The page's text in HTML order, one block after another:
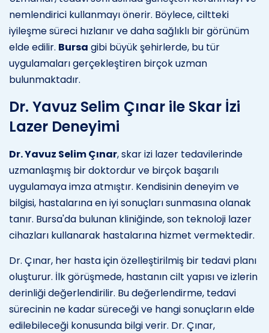
nemlendirici kullanmayı önerir. Böylece, ciltteki
iyileşme süreci hızlanır ve daha sağlıklı bir görünüm
elde edilir. Bursa gibi büyük şehirlerde, bu tür
uygulamaları gerçekleştiren birçok uzman
bulunmaktadır.
Dr. Yavuz Selim Çınar ile Skar İzi
Lazer Deneyimi
Dr. Yavuz Selim Çınar, skar izi lazer tedavilerinde
uzmanlaşmış bir doktordur ve birçok başarılı
uygulamaya imza atmıştır. Kendisinin deneyim ve
bilgisi, hastalarına en iyi sonuçları sunmasına olanak
tanır. Bursa'da bulunan kliniğinde, son teknoloji lazer
cihazları kullanarak hastalarına hizmet vermektedir.
Dr. Çınar, her hasta için özelleştirilmiş bir tedavi planı
oluşturur. İlk görüşmede, hastanın cilt yapısı ve izlerin
derinliği değerlendirilir. Bu değerlendirme, tedavi
sürecinin ne kadar süreceği ve hangi sonuçların elde
edilebileceği konusunda bilgi verir. Dr. Çınar,